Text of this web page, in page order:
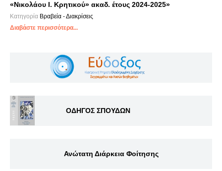
«Νικολάου Ι. Κρητικού» ακαδ. έτους 2024-2025»
Κατηγορία Βραβεία - Διακρίσεις
Διαβάστε περισσότερα...
ΟΔΗΓΟΣ ΣΠΟΥΔΩΝ
Ανώτατη Διάρκεια Φοίτησης